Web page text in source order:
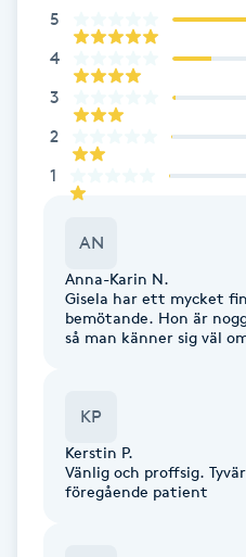
Hypnos
Hårborttagning
Hårbottenbehandling
Hårförlängning
Idrottsmassage
5
4
3
2
1
AN
Anna-Karin N.
Gisela har ett mycket
bemötande. Hon är
så man känner sig väl
KP
Kerstin P.
Vänlig och proffsig.
föregående patient